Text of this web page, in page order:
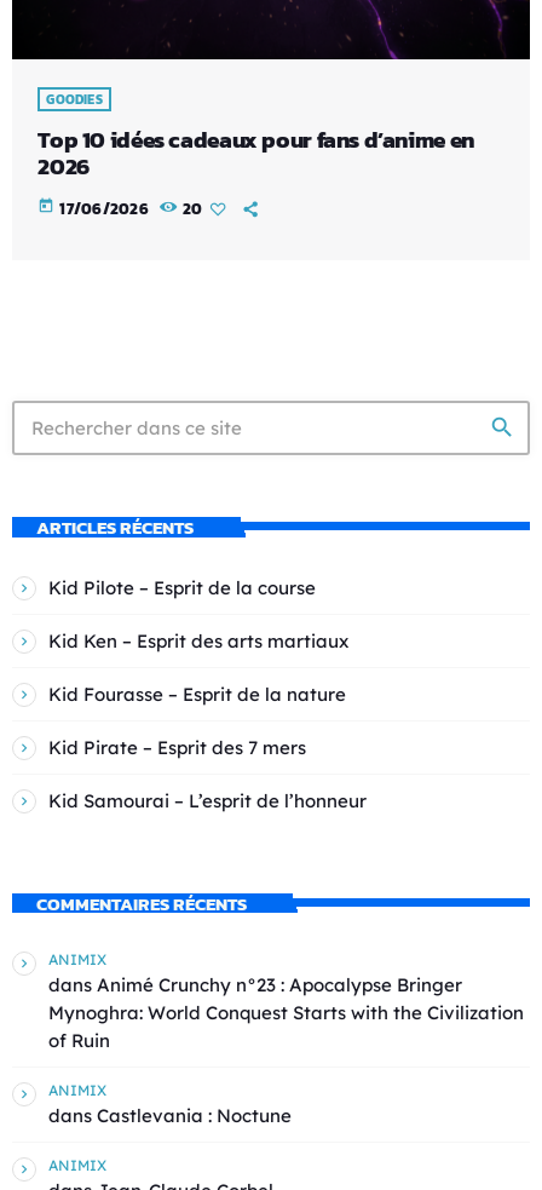
GOODIES
Top 10 idées cadeaux pour fans d’anime en
2026
today 17/06/2026 20
search
ARTICLES RÉCENTS
Kid Pilote – Esprit de la course
Kid Ken – Esprit des arts martiaux
Kid Fourasse – Esprit de la nature
Kid Pirate – Esprit des 7 mers
Kid Samourai – L’esprit de l’honneur
COMMENTAIRES RÉCENTS
ANIMIX
dans Animé Crunchy n°23 : Apocalypse Bringer
Mynoghra: World Conquest Starts with the Civilization
of Ruin
ANIMIX
dans Castlevania : Noctune
ANIMIX